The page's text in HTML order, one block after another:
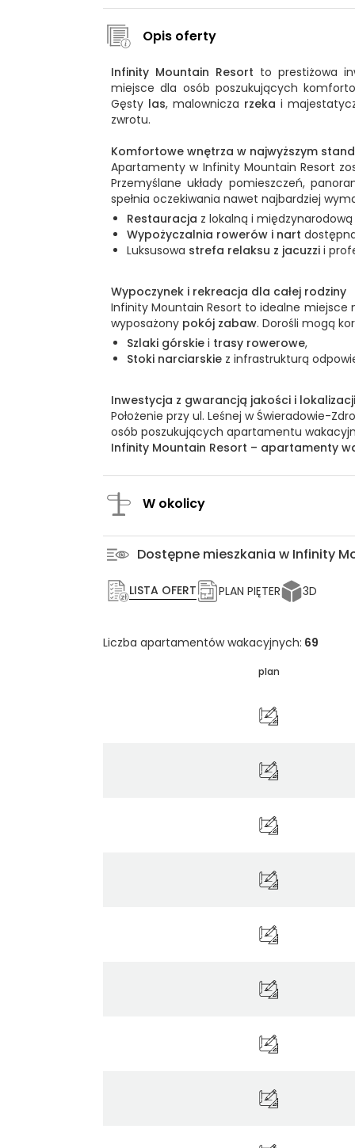
Opis oferty
Infinity Mountain Resort to prestiżowa
miejsce dla osób poszukujących
Gęsty las, malownicza rzeka i
zwrotu.
Komfortowe wnętrza w najwyższym
Apartamenty w Infinity Mountain Resort
Przemyślane układy pomieszczeń,
spełnia oczekiwania nawet najbardziej
Restauracja z lokalną i
Wypożyczalnia rowerów i nart
Luksusowa strefa relaksu z jacuzzi i
Wypoczynek i rekreacja dla całej rodziny
Infinity Mountain Resort to idealne miejsce
wyposażony pokój zabaw. Dorośli mogą
Szlaki górskie i trasy rowerowe,
Stoki narciarskie z infrastrukturą
Inwestycja z gwarancją jakości i lokalizacji
Położenie przy ul. Leśnej w Świeradowie-
osób poszukujących apartamentu
Infinity Mountain Resort – apartamenty
W okolicy
Dostępne mieszkania w Infinity
LISTA OFERT PLAN PIĘTER 3D
Liczba apartamentów wakacyjnych: 69
plan